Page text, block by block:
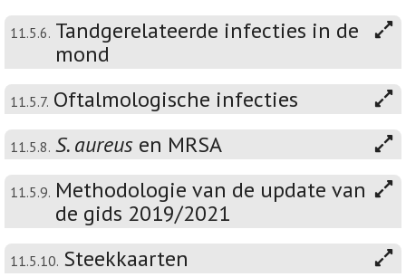
11.5.6. Tandgerelateerde infecties in de
mond
11.5.7. Oftalmologische infecties
11.5.8. S. aureus en MRSA
11.5.9. Methodologie van de update van
de gids 2019/2021
11.5.10. Steekkaarten